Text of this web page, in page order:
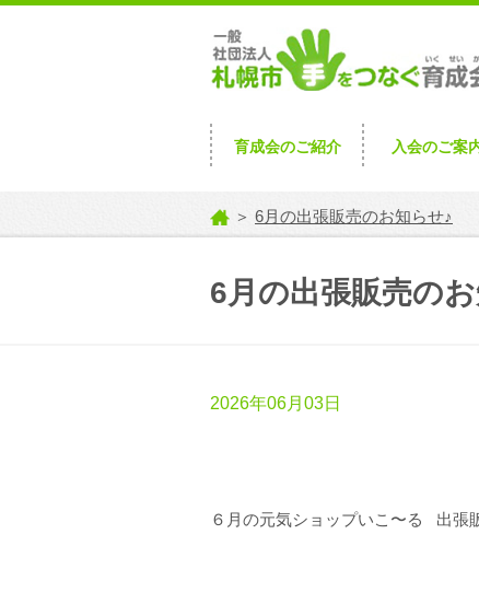
育成会のご紹介 入会のご案
＞ 6月の出張販売のお知らせ♪
6月の出張販売の
2026年06月03日
６月の元気ショップいこ〜る 出張